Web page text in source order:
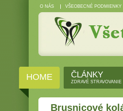
O NÁS VŠEOBECNÉ PODMIENKY
HOME ČLÁNKY
ZDRAVÉ STRAVOVANIE
Brusnicové